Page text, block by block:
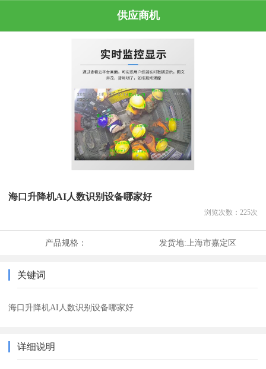
供应商机
海口升降机AI人数识别设备哪家好
浏览次数： 225次
产品规格： 发货地:上海市嘉定区
关键词
海口升降机AI人数识别设备哪家好
详细说明